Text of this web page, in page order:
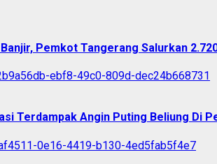
Pemkot Tangerang Salurkan
Terdampak Angin Puting Beliung Di